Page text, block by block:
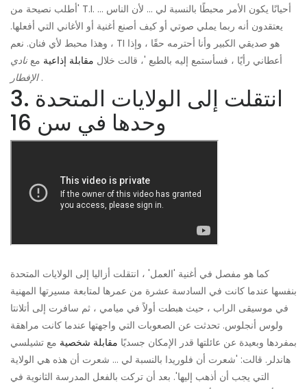
'أطلب نصيحة من T.I. ... أحيانًا يكون الأمر محبطًا بالنسبة لي ... لأن الناس
يعتقدون أنه ربما يملي صوتي أو كيف أصنع أغنية أو الأغاني التي أفعلها.
وهذا محبط لأي فنان. نعم ، TI هو صديقي الكبير وأنا أحترمه حقًا ، وإذا
أعطاني رأيًا ، فسأستمع إليه بالطبع '، قالت خلال مقابلة إذاعية مع نادي
الإفطار.
3. انتقلت إلى الولايات المتحدة
وحدها في سن 16
كما هو مفصل في أغنية 'العمل' ، انتقلت أزاليا إلى الولايات المتحدة
بنفسها عندما كانت في السادسة عشرة من عمرها لمتابعة مسيرتها المهنية
في موسيقى الراب ، حيث هبطت أولاً في ميامي ، ثم سافرت إلى أتلانتا
ولوس أنجلوس. تحدثت عن الصعوبات التي واجهتها عندما كانت مراهقة
بمفردها وبعيدة عن عائلتها قدر الإمكان جسديًا مقابلة شخصية مع تشيلسي
هاندلر. قالت: 'شعرت أن فلوريدا بالنسبة لي ... شعرت أن هذه هي الولاية
التي يجب أن أذهب إليها'. بعد أن تركت بالفعل المدرسة الثانوية في